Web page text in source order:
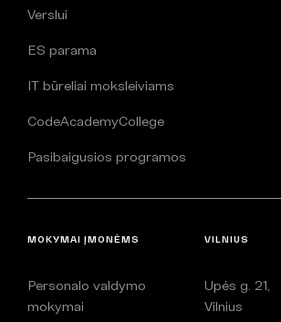
Verslui
ES parama
IT būreliai moksleiviams
CodeAcademyCollege
Pasibaigusios programos
MOKYMAI ĮMONĖMS
Personalo valdymo
mokymai
VILNIUS
Upės g. 21,
Vilnius